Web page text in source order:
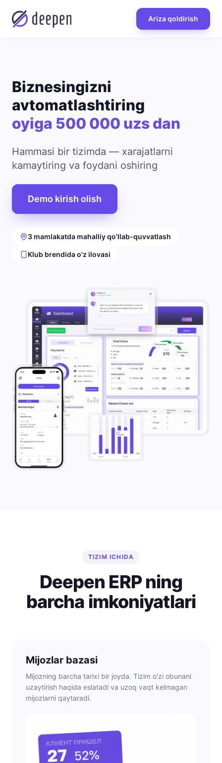
Ariza qoldirish
Biznesingizni
avtomatlashtiring
oyiga 500 000 uzs dan
Hammasi bir tizimda — xarajatlarni
kamaytiring va foydani oshiring
Demo kirish olish
3 mamlakatda mahalliy qo'llab-quvvatlash
Klub brendida o'z ilovasi
TIZIM ICHIDA
Deepen ERP ning
barcha imkoniyatlari
Mijozlar bazasi
Mijozning barcha tarixi bir joyda. Tizim o'zi obunani
uzaytirish haqida eslatadi va uzoq vaqt kelmagan
mijozlarni qaytaradi.